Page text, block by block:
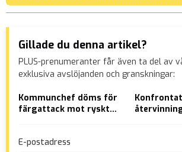
Gillade du denna artikel?
PLUS-prenumeranter får även ta del av
exklusiva avslöjanden och granskningar:
Kommunchef döms för
färgattack mot ryskt
E-postadress